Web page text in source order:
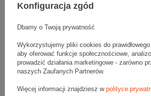
Artykuły papiernicze
poporodowe, pampersy
medyczne
Zestawy DIY, np. do majsterkowania,
do scapbookingu
Produkty spożywcze w opakowaniach
kokosowe, ksylitol, owoce liofilizowane
oporowe, piłki do pilatesu
Konfiguracja zgód
Dbamy o Twoją prywatność
Wykorzystujemy pliki cookies do prawidłowego
aby oferować funkcje społecznościowe,
prowadzić działania marketingowe - zarówno
naszych Zaufanych Partnerów.
Więcej informacji znajdziesz w polityce